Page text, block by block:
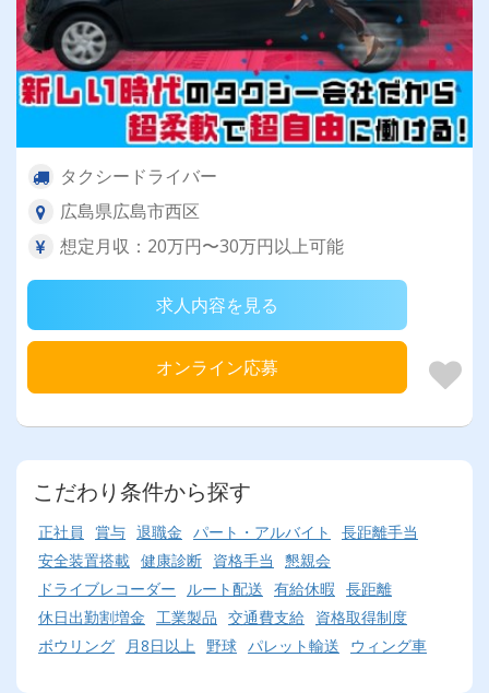
タクシードライバー
広島県広島市西区
想定月収：20万円〜30万円以上可能
求人内容を見る
オンライン応募
こだわり条件から探す
正社員 賞与 退職金 パート・アルバイト
長距離手当
安全装置搭載 健康診断 資格手当
懇親会
ドライブレコーダー
ルート配送 有給休暇 長距離
休日出勤割増金 工業製品 交通費支給
資格取得制度
ボウリング
月8日以上 野球 パレット輸送 ウィング車